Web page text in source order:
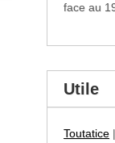
face au
Utile
Toutatice